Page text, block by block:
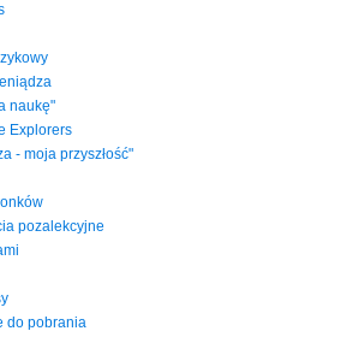
naukę"
Explorers
- moja przyszłość"
pozalekcyjne
do pobrania